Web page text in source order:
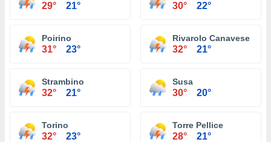
29° 21° 30° 22°
Poirino
31° 23°
Rivarolo Canavese
32° 21°
Strambino
32° 21°
Susa
30° 20°
Torino
32° 23°
Torre Pellice
28° 21°